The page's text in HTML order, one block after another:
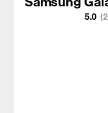
5.0